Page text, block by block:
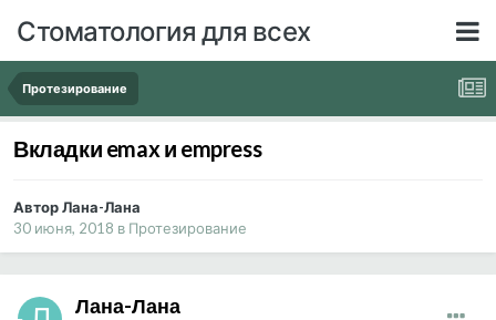
Стоматология для всех
Протезирование
Вкладки emax и empress
Автор Лана-Лана
30 июня, 2018 в Протезирование
Лана-Лана